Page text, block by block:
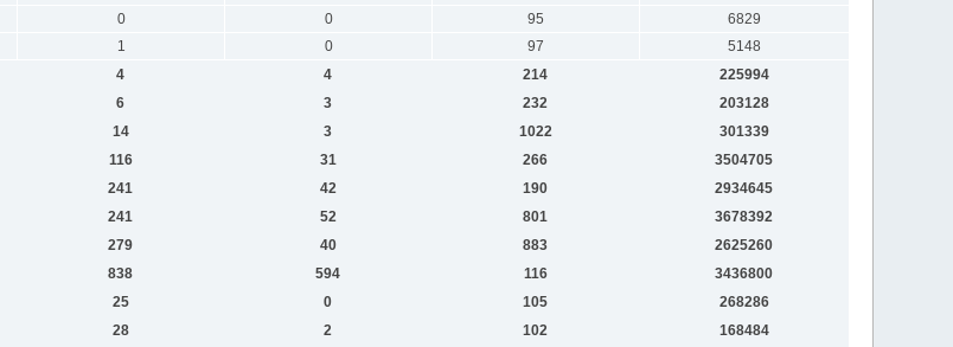
0 0 95
6829
1 0 97
5148
4 4 214
225994
6 3 232
203128
14 3 1022
301339
116 31 266
3504705
241 42 190
2934645
241 52 801
3678392
279 40 883
2625260
838 594 116
3436800
25 0 105
268286
28 2 102 168484